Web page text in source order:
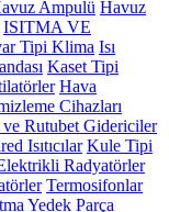
Ampulü Havuz
ISITMA VE
Tipi Klima Isı
Kaset Tipi
Hava
Cihazları
Rutubet Gidericiler
Isıtıcılar Kule Tipi
Radyatörler
Termosifonlar
Yedek Parça